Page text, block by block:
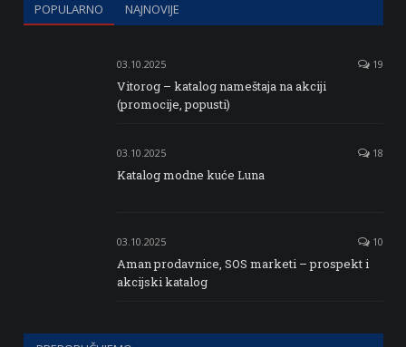
POPULARNO NAJNOVIJE
03.10.2025 19
Vitorog – katalog nameštaja na akciji
(promocije, popusti)
03.10.2025 18
Katalog modne kuće Luna
03.10.2025 10
Aman prodavnice, SOS marketi – prospekt i
akcijski katalog